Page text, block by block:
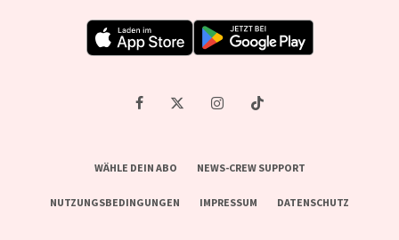
WÄHLE DEIN ABO NEWS-CREW SUPPORT
NUTZUNGSBEDINGUNGEN IMPRESSUM DATENSCHUTZ